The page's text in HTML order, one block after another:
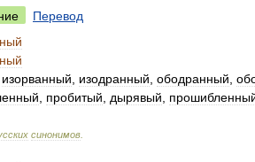
Перевод
изорванный изодранный ободранный
пробитый дырявый
синонимов